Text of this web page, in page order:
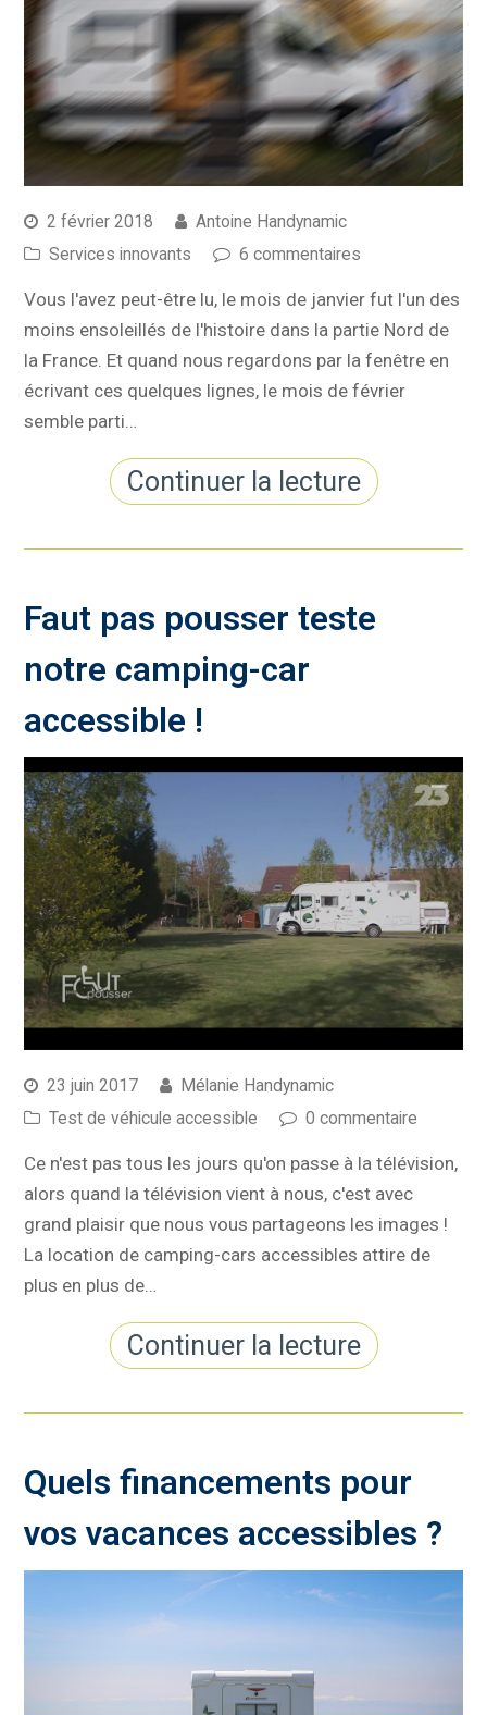
2 février 2018
Antoine Handynamic
Services innovants
6 commentaires
Vous l'avez peut-être lu, le mois de janvier fut l'un des
moins ensoleillés de l'histoire dans la partie Nord de
la France. Et quand nous regardons par la fenêtre en
écrivant ces quelques lignes, le mois de février
semble parti…
Continuer la lecture
Faut pas pousser teste
notre camping-car
accessible !
23 juin 2017
Mélanie Handynamic
Test de véhicule accessible
0 commentaire
Ce n'est pas tous les jours qu'on passe à la télévision,
alors quand la télévision vient à nous, c'est avec
grand plaisir que nous vous partageons les images !
La location de camping-cars accessibles attire de
plus en plus de…
Continuer la lecture
Quels financements pour
vos vacances accessibles ?